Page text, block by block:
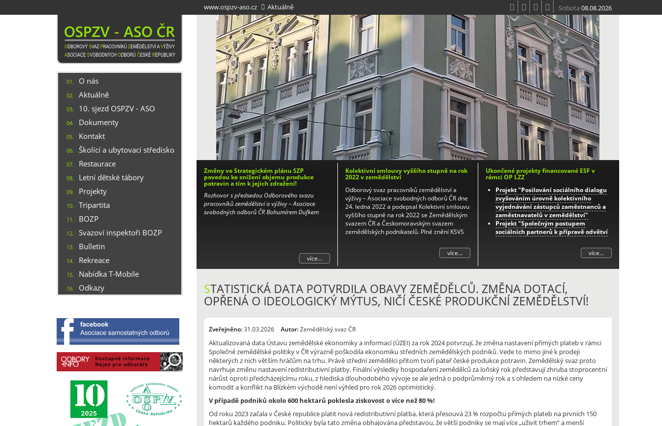
k
www.ospzv-aso.cz Aktuálně Sobota 08.08.2026
01. O nás
02. Aktuálně
03. 10. sjezd OSPZV - ASO
04. Dokumenty
05. Kontakt
06. Školící a ubytovací středisko
07. Restaurace
08. Letní dětské tábory
09. Projekty
10. Tripartita
11. BOZP
12. Svazoví inspektoři BOZP
13. Bulletin
14. Rekreace
15. Nabídka T-Mobile
16. Odkazy
Změny ve Strategickém plánu SZP
povedou ke snížení objemu produkce
potravin a tím k jejich zdražení!
Rozhovor s předsedou Odborového svazu
pracovníků zemědělství a výživy – Asociace
svobodných odborů ČR Bohumírem Dufkem
více...
Kolektivní smlouvy vyššího stupně na rok
2022 v zemědělství
Odborový svaz pracovníků zemědělství a
výživy – Asociace svobodných odborů ČR dne
24. ledna 2022 a podepsal Kolektivní smlouvu
vyššího stupně na rok 2022 se Zemědělským
svazem ČR a Českomoravským svazem
zemědělských podnikatelů. Plné znění KSVS
více...
Ukončené projekty financované ESF v
rámci OP LZZ
Projekt "Posilování sociálního dialogu
zvyšováním úrovně kolektivního
vyjednávání zástupců zaměstnanců a
zaměstnavatelů v zemědělství"
Projekt "Společným postupem
sociálních partnerů k přípravě odvětví
Další informace k tomuto projektu
zemědělství do roku 2033
Projekt "Posilování sociálního dialogu
prostřednictvím integrovaného
právní úpravy pracovnělékařských
služeb"
Projekt „Nový občanský zákoník ve
vazbě na zákoník práce a úpravu
pracovněprávních vztahů“
více...
STATISTICKÁ DATA POTVRDILA OBAVY ZEMĚDĚLCŮ. ZMĚNA DOTACÍ,
OPŘENÁ O IDEOLOGICKÝ MÝTUS, NIČÍ ČESKÉ PRODUKČNÍ ZEMĚDĚLSTVÍ!
Zveřejněno:31.03.2026 Autor:Zemědělský svaz ČR
Aktualizovaná data Ústavu zemědělské ekonomiky a informací (ÚZEI) za rok 2024 potvrzují, že změna nastavení přímých plateb v rámci
Společné zemědělské politiky v ČR výrazně poškodila ekonomiku středních zemědělských podniků. Vede to mimo jiné k prodeji
některých z nich větším hráčům na trhu. Právě střední zemědělci přitom tvoří páteř české produkce potravin. Zemědělský svaz proto
navrhuje změnu nastavení redistributivní platby. Finální výsledky hospodaření zemědělců za loňský rok představují zhruba stoprocentní
nárůst oproti předcházejícímu roku, z hlediska dlouhodobého vývoje se ale jedná o podprůměrný rok a s ohledem na nízké ceny
komodit a konflikt na Blízkém východě není výhled pro rok 2026 optimistický.
V případě podniků okolo 600 hektarů poklesla ziskovost o více než 80 %!
Od roku 2023 začala v České republice platit nová redistributivní platba, která přesouvá 23 % rozpočtu přímých plateb na prvních 150
hektarů každého podniku. Politicky byla tato změna obhajována představou, že větší podniky se mají více „uživit trhem“ a menší